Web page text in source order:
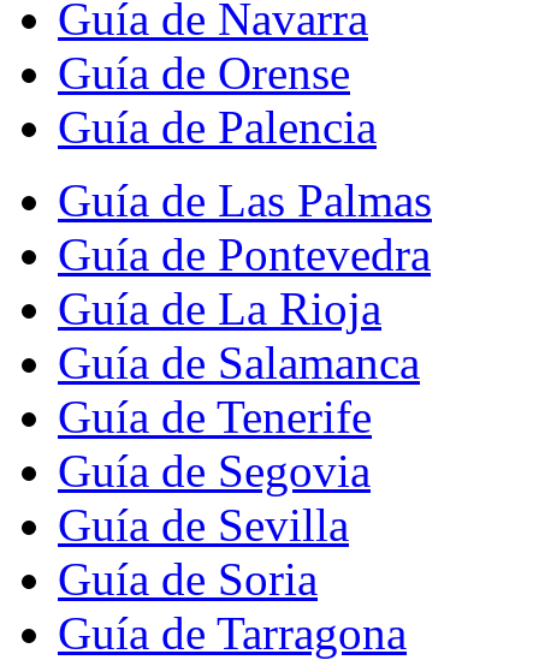
Guía de Navarra
Guía de Orense
Guía de Palencia
Guía de Las Palmas
Guía de Pontevedra
Guía de La Rioja
Guía de Salamanca
Guía de Tenerife
Guía de Segovia
Guía de Sevilla
Guía de Soria
Guía de Tarragona